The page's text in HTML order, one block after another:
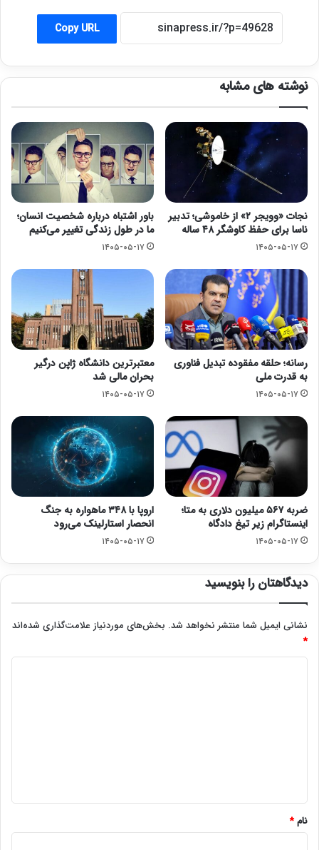
Copy URL
نوشته های مشابه
نجات «وویجر ۲» از خاموشی؛ تدبیر
ناسا برای حفظ کاوشگر ۴۸ ساله
۱۴۰۵-۰۵-۱۷
باور اشتباه درباره شخصیت انسان؛
ما در طول زندگی تغییر می‌کنیم
۱۴۰۵-۰۵-۱۷
رسانه؛ حلقه مفقوده تبدیل فناوری
به قدرت ملی
۱۴۰۵-۰۵-۱۷
معتبرترین دانشگاه ژاپن درگیر
بحران مالی شد
۱۴۰۵-۰۵-۱۷
ضربه ۵۶۷ میلیون دلاری به متا؛
اینستاگرام زیر تیغ دادگاه
۱۴۰۵-۰۵-۱۷
اروپا با ۳۴۸ ماهواره به جنگ
انحصار استارلینک می‌رود
۱۴۰۵-۰۵-۱۷
دیدگاهتان را بنویسید
نشانی ایمیل شما منتشر نخواهد شد. بخش‌های موردنیاز علامت‌گذاری شده‌اند
*
نام*